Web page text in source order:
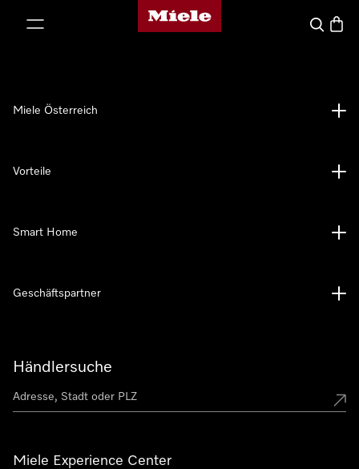
Miele-Homepage
Suche
Händlersuche
Miele Experience Center
Miele Österreich
Vorteile
Smart Home
Geschäftspartner